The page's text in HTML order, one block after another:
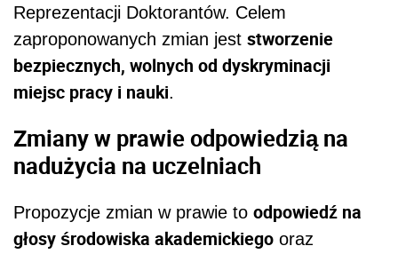
Reprezentacji Doktorantów. Celem
zaproponowanych zmian jest stworzenie
bezpiecznych, wolnych od dyskryminacji
miejsc pracy i nauki.
Zmiany w prawie odpowiedzią na
nadużycia na uczelniach
Propozycje zmian w prawie to odpowiedź na
głosy środowiska akademickiego oraz